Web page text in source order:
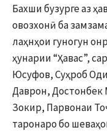
Бахши бузурге аз
овозхонӣ ба
лаҳнҳои гуногун
ҳунарии “Ҳавас”,
Юсуфов, Суҳроб
Даврон,
Зокир, Парвонаи
таронаро бо